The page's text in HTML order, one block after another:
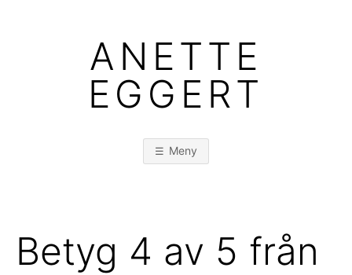
ANETTE
EGGERT
Meny
Betyg 4 av 5 från